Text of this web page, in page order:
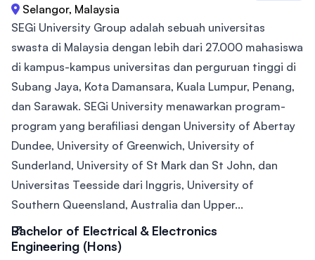
Selangor, Malaysia
SEGi University Group adalah sebuah universitas
swasta di Malaysia dengan lebih dari 27.000 mahasiswa
di kampus-kampus universitas dan perguruan tinggi di
Subang Jaya, Kota Damansara, Kuala Lumpur, Penang,
dan Sarawak. SEGi University menawarkan program-
program yang berafiliasi dengan University of Abertay
Dundee, University of Greenwich, University of
Sunderland, University of St Mark dan St John, dan
Universitas Teesside dari Inggris, University of
Southern Queensland, Australia dan Upper...
Bachelor of Electrical & Electronics
Engineering (Hons)